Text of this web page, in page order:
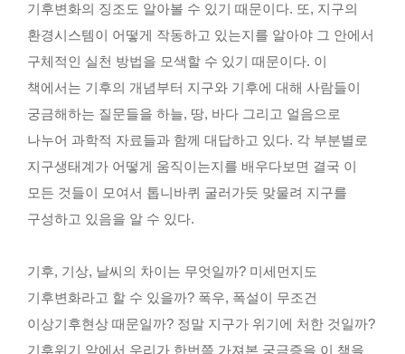
기후변화의 징조도 알아볼 수 있기 때문이다. 또, 지구의
환경시스템이 어떻게 작동하고 있는지를 알아야 그 안에서
구체적인 실천 방법을 모색할 수 있기 때문이다. 이
책에서는 기후의 개념부터 지구와 기후에 대해 사람들이
궁금해하는 질문들을 하늘, 땅, 바다 그리고 얼음으로
나누어 과학적 자료들과 함께 대답하고 있다. 각 부분별로
지구생태계가 어떻게 움직이는지를 배우다보면 결국 이
모든 것들이 모여서 톱니바퀴 굴러가듯 맞물려 지구를
구성하고 있음을 알 수 있다.
기후, 기상, 날씨의 차이는 무엇일까? 미세먼지도
기후변화라고 할 수 있을까? 폭우, 폭설이 무조건
이상기후현상 때문일까? 정말 지구가 위기에 처한 것일까?
기후위기 앞에서 우리가 한번쯤 가져본 궁금증을 이 책을
GLEAP
자:몽
동아리
학생활동지원
나눔+기부
시민과학센터
과학나눔프로그램
SNU 자연과학캠프
토요과학 공개강좌
자연대학생회 여름과학봉사
GLEAP 과학콘서트